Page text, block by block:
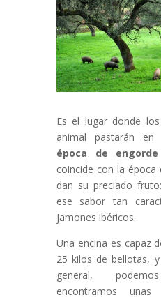
Es el lugar donde
animal pastarán
época de
coincide con la
dan su preciado
ese sabor tan
jamones ibéricos.
Una encina es capaz
25 kilos de bellotas,
general,
encontramos unas